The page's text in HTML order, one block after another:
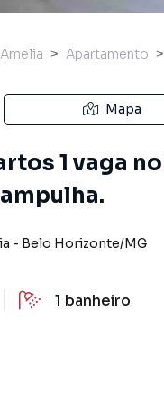
Apartamento
Mapa
1 vaga
- Belo Horizonte/MG
1 banheiro